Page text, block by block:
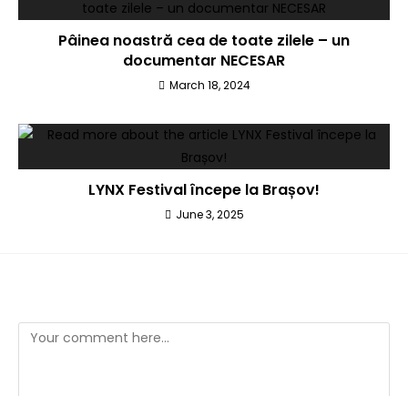
Pâinea noastră cea de toate zilele – un
documentar NECESAR
March 18, 2024
LYNX Festival începe la Brașov!
June 3, 2025